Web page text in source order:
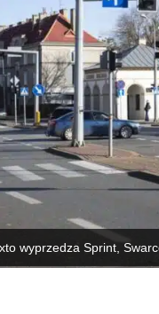
wyprzedza Sprint,